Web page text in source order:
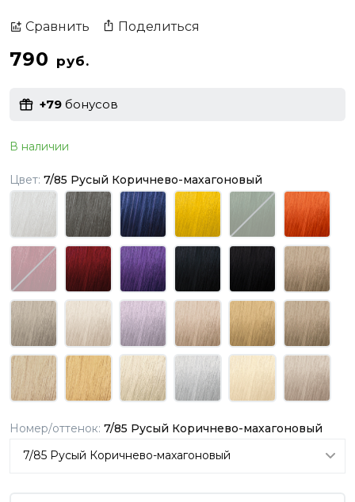
Сравнить Поделиться
790 руб.
+79 бонусов
В наличии
Цвет: 7/85 Русый Коричнево-махагоновый
Номер/оттенок: 7/85 Русый Коричнево-махагоновый